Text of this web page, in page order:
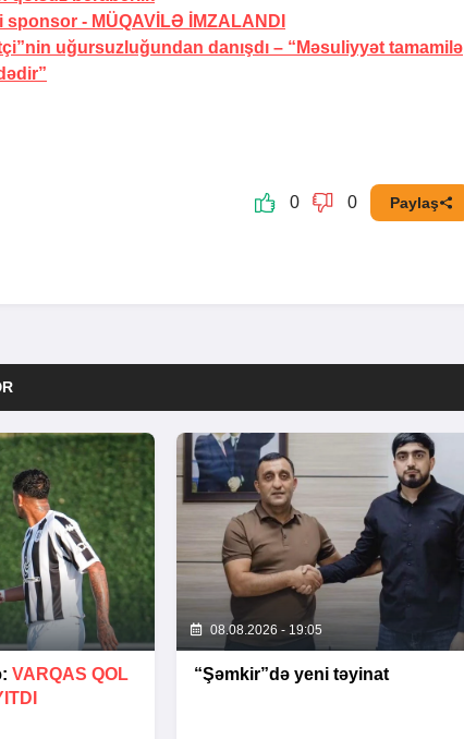
sponsor - MÜQAVİLƏ İMZALANDI
uğursuzluğundan danışdı – “Məsuliyyət tamamilə
0 0 Paylaş
VARQAS QOL
08.08.2026 - 19:05
“Şəmkir”də yeni təyinat